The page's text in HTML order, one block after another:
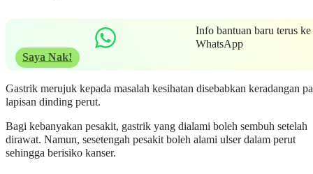
Info bantuan baru terus ke
WhatsApp
Saya Nak!
Gastrik merujuk kepada masalah kesihatan disebabkan keradangan
lapisan dinding perut.
Bagi kebanyakan pesakit, gastrik yang dialami boleh sembuh setelah
dirawat. Namun, sesetengah pesakit boleh alami ulser dalam perut
sehingga berisiko kanser.